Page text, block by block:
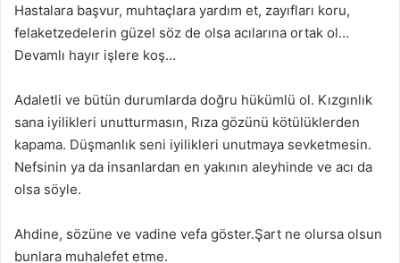
Hastalara başvur, muhtaçlara yardım et, zayıfları koru,
felaketzedelerin güzel söz de olsa acılarına ortak ol…
Devamlı hayır işlere koş…
Adaletli ve bütün durumlarda doğru hükümlü ol. Kızgınlık
sana iyilikleri unutturmasın, Rıza gözünü kötülüklerden
kapama. Düşmanlık seni iyilikleri unutmaya sevketmesin.
Nefsinin ya da insanlardan en yakının aleyhinde ve acı da
olsa söyle.
Ahdine, sözüne ve vadine vefa göster.Şart ne olursa olsun
bunlara muhalefet etme.